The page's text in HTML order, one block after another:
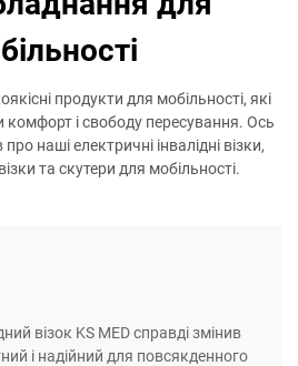
продукти для мобільності, які
комфорт і свободу пересування. Ось
про наші електричні інвалідні візки,
та скутери для мобільності.
візок KS MED справді змінив
і надійний для повсякденного